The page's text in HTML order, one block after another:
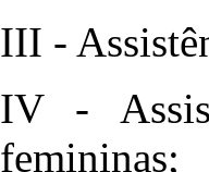
III -
IV -
femininas;